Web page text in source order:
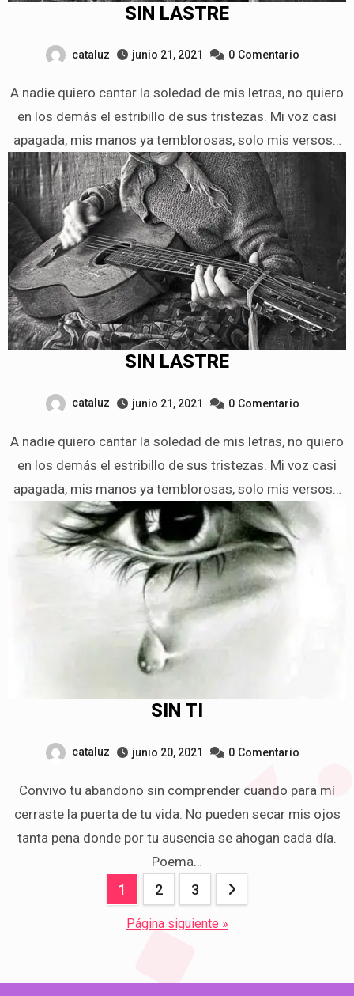
SIN LASTRE
cataluz junio 21, 2021 0 Comentario
A nadie quiero cantar la soledad de mis letras, no quiero
en los demás el estribillo de sus tristezas. Mi voz casi
apagada, mis manos ya temblorosas, solo mis versos…
SIN LASTRE
cataluz junio 21, 2021 0 Comentario
A nadie quiero cantar la soledad de mis letras, no quiero
en los demás el estribillo de sus tristezas. Mi voz casi
apagada, mis manos ya temblorosas, solo mis versos…
SIN TI
cataluz junio 20, 2021 0 Comentario
Convivo tu abandono sin comprender cuando para mí
cerraste la puerta de tu vida. No pueden secar mis ojos
tanta pena donde por tu ausencia se ahogan cada día.
Poema…
Navegación
1 2 3
Página siguiente »